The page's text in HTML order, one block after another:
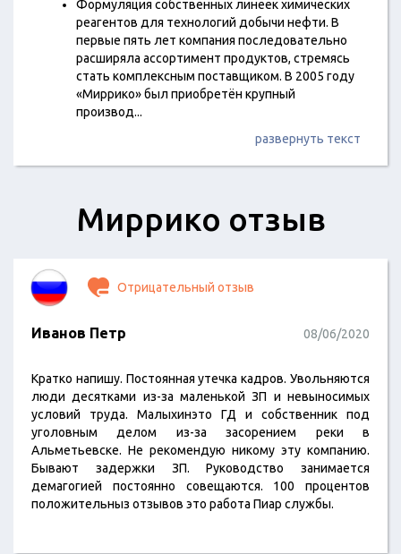
Формуляция собственных линеек химических
реагентов для технологий добычи нефти. В
первые пять лет компания последовательно
расширяла ассортимент продуктов, стремясь
стать комплексным поставщиком. В 2005 году
«Миррико» был приобретён крупный
производ...
развернуть текст
Миррико отзыв
Отрицательный отзыв
Иванов Петр 08/06/2020
Кратко напишу. Постоянная утечка кадров. Увольняются
люди десятками из-за маленькой ЗП и невыносимых
условий труда. Малыхинэто ГД и собственник под
уголовным делом из-за засорением реки в
Альметьевске. Не рекомендую никому эту компанию.
Бывают задержки ЗП. Руководство занимается
демагогией постоянно совещаются. 100 процентов
положительныз отзывов это работа Пиар службы.